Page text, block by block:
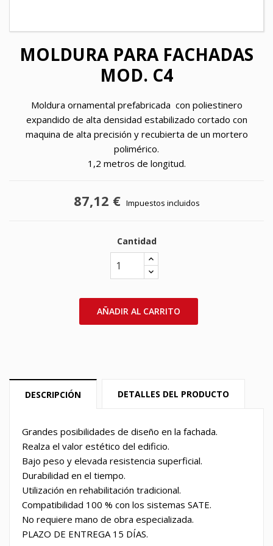
MOLDURA PARA FACHADAS
MOD. C4
Moldura ornamental prefabricada con poliestinero
expandido de alta densidad estabilizado cortado con
maquina de alta precisión y recubierta de un mortero
polimérico.
1,2 metros de longitud.
87,12 € Impuestos incluidos
Cantidad
AÑADIR AL CARRITO
DESCRIPCIÓN DETALLES DEL PRODUCTO
Grandes posibilidades de diseño en la fachada.
Realza el valor estético del edificio.
Bajo peso y elevada resistencia superficial.
Durabilidad en el tiempo.
Utilización en rehabilitación tradicional.
Compatibilidad 100 % con los sistemas SATE.
No requiere mano de obra especializada.
PLAZO DE ENTREGA 15 DÍAS.